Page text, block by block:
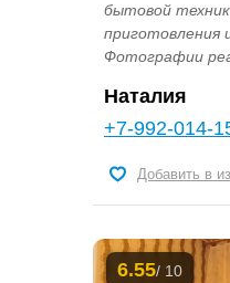
бытовой
приготовления
Фотографии
Наталия
+7-992-014-
Добавить в
6.55/ 10